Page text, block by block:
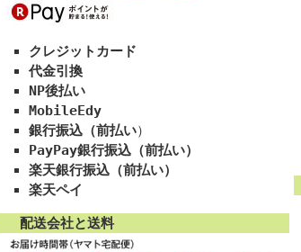
クレジットカード
代金引換
NP後払い
MobileEdy
銀行振込（前払い）
PayPay銀行振込（前払い）
楽天銀行振込（前払い）
楽天ペイ
配送会社と送料